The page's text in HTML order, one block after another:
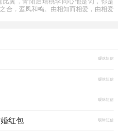
翼，青阳启瑞桃李同心他是词，你是
合，鸾凤和鸣。由相知而相爱，由相爱
暧昧短信
暧昧短信
暧昧短信
红包 暧昧短信